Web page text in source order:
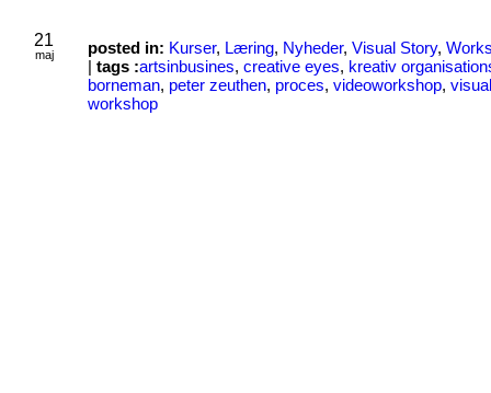
21
maj posted in: Kurser, Læring, Nyheder, Visual Story,
tags :artsinbusines, creative eyes, kreativ
borneman, peter zeuthen, proces, videoworkshop,
workshop